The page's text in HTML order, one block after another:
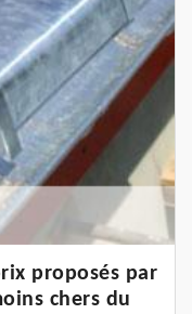
proposés par
chers du